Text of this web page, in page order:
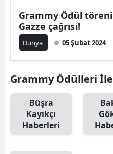
Grammy Ödül
Gazze çağrısı!
Dünya 05 Şubat 2024
Grammy Ödülleri
Büşra
Kayıkçı
Haberleri